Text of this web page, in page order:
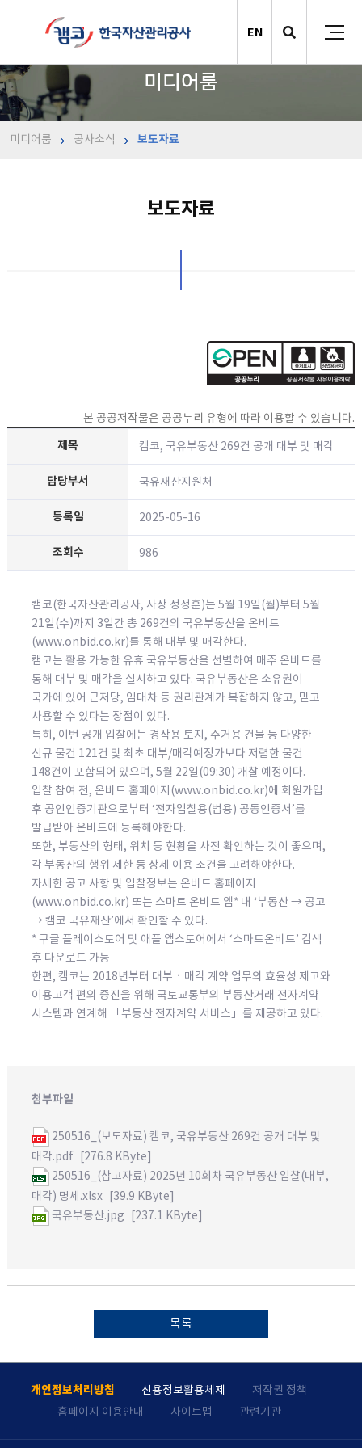
EN
미디어룸
미디어룸 공사소식 보도자료
보도자료
본 공공저작물은 공공누리 유형에 따라 이용할 수 있습니다.
캠코, 국유부동산 269건 공개 대부 및 매각
국유재산지원처
2025-05-16
986
캠코(한국자산관리공사, 사장 정정훈)는 5월 19일(월)부터 5월
21일(수)까지 3일간 총 269건의 국유부동산을 온비드
(www.onbid.co.kr)를 통해 대부 및 매각한다.
캠코는 활용 가능한 유휴 국유부동산을 선별하여 매주 온비드를
통해 대부 및 매각을 실시하고 있다. 국유부동산은 소유권이
국가에 있어 근저당, 임대차 등 권리관계가 복잡하지 않고, 믿고
사용할 수 있다는 장점이 있다.
특히, 이번 공개 입찰에는 경작용 토지, 주거용 건물 등 다양한
신규 물건 121건 및 최초 대부/매각예정가보다 저렴한 물건
148건이 포함되어 있으며, 5월 22일(09:30) 개찰 예정이다.
입찰 참여 전, 온비드 홈페이지(www.onbid.co.kr)에 회원가입
후 공인인증기관으로부터 ‘전자입찰용(범용) 공동인증서’를
발급받아 온비드에 등록해야한다.
또한, 부동산의 형태, 위치 등 현황을 사전 확인하는 것이 좋으며,
각 부동산의 행위 제한 등 상세 이용 조건을 고려해야한다.
자세한 공고 사항 및 입찰정보는 온비드 홈페이지
(www.onbid.co.kr) 또는 스마트 온비드 앱* 내 ‘부동산 → 공고
→ 캠코 국유재산’에서 확인할 수 있다.
* 구글 플레이스토어 및 애플 앱스토어에서 ‘스마트온비드’ 검색
후 다운로드 가능
한편, 캠코는 2018년부터 대부ㆍ매각 계약 업무의 효율성 제고와
이용고객 편의 증진을 위해 국토교통부의 부동산거래 전자계약
시스템과 연계해 「부동산 전자계약 서비스」를 제공하고 있다.
첨부파일
250516_(보도자료) 캠코, 국유부동산 269건 공개 대부 및
매각.pdf [276.8 KByte]
250516_(참고자료) 2025년 10회차 국유부동산 입찰(대부,
매각) 명세.xlsx [39.9 KByte]
국유부동산.jpg [237.1 KByte]
목록
개인정보처리방침 신용정보활용체제
저작권 정책
홈페이지 이용안내
사이트맵 관련기관